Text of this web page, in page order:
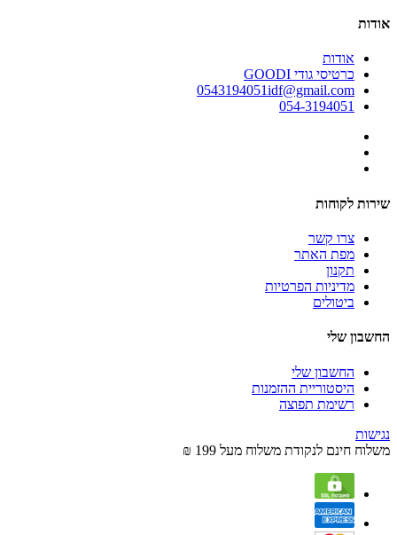
אודות
אודות
כרטיסי גודי GOODI
0543194051idf@gmail.com
054-3194051
שירות לקוחות
צרו קשר
מפת האתר
תקנון
מדיניות הפרטיות
ביטולים
החשבון שלי
החשבון שלי
היסטוריית ההזמנות
רשימת תפוצה
נגישות
משלוח חינם לנקודת משלוח מעל 199 ₪